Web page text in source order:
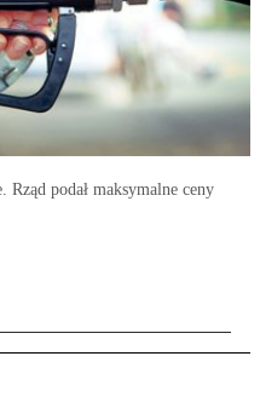
podał maksymalne ceny